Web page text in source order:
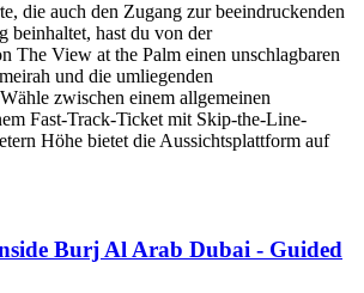
die auch den Zugang zur beeindruckenden
beinhaltet, hast du von der
The View at the Palm einen unschlagbaren
und die umliegenden
zwischen einem allgemeinen
Fast-Track-Ticket mit Skip-the-Line-
Höhe bietet die Aussichtsplattform auf
Burj Al Arab Dubai - Guided